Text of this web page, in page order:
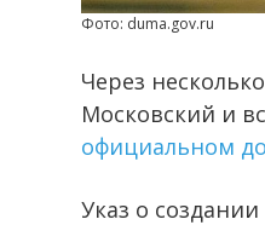
Фото: duma.gov.ru
Через
Московский и
официальном
Указ о